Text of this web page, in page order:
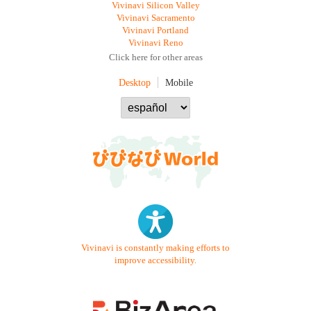
Vivinavi Silicon Valley
Vivinavi Sacramento
Vivinavi Portland
Vivinavi Reno
Click here for other areas
Desktop Mobile
Vivinavi is constantly making efforts to
improve accessibility.